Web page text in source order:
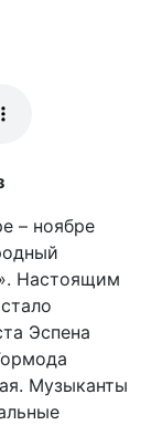
– ноябре
Настоящим
Эспена
Музыканты